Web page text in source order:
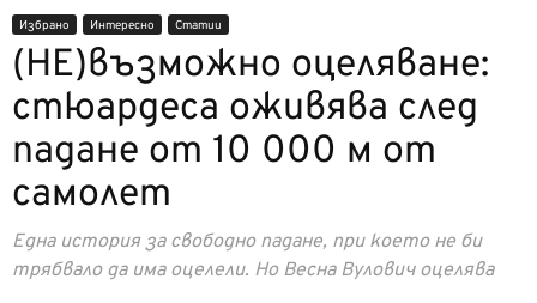
Избрано Интерeсно Статии
(НЕ)възможно оцеляване:
стюардеса оживява след
падане от 10 000 м от
самолет
Една история за свободно падане, при което не би
трябвало да има оцелели. Но Весна Вулович оцелява